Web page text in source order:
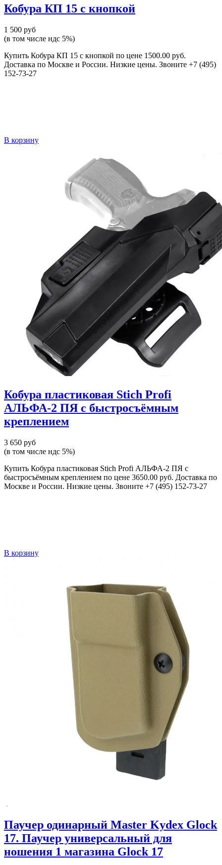
Кобура КП 15 с кнопкой
1 500 руб
(в том числе ндс 5%)
Купить Кобура КП 15 с кнопкой по цене 1500.00 руб.
Доставка по Москве и России. Низкие цены. Звоните +7 (495)
152-73-27
В корзину
Кобура пластиковая Stich Profi
АЛЬФА-2 ПЯ с быстросъёмным
креплением
3 650 руб
(в том числе ндс 5%)
Купить Кобура пластиковая Stich Profi АЛЬФА-2 ПЯ с
быстросъёмным креплением по цене 3650.00 руб. Доставка по
Москве и России. Низкие цены. Звоните +7 (495) 152-73-27
В корзину
Паучер одинарный Master Kydex Glock
17. Паучер универсальный для
ношения 1 магазина Glock 17